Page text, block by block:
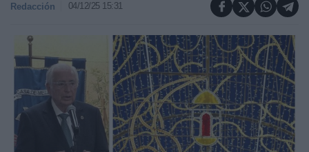
Redacción 04/12/25 15:31